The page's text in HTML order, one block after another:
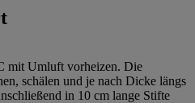
mit Umluft vorheizen. Die
schälen und je nach Dicke längs
in 10 cm lange Stifte